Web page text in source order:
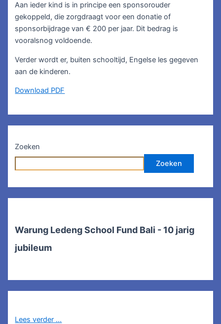
Aan ieder kind is in principe een sponsorouder
gekoppeld, die zorgdraagt voor een donatie of
sponsorbijdrage van € 200 per jaar. Dit bedrag is
vooralsnog voldoende.
Verder wordt er, buiten schooltijd, Engelse les gegeven
aan de kinderen.
Download PDF
Zoeken
Zoeken
Warung Ledeng School Fund Bali - 10 jarig
jubileum
Lees verder ...